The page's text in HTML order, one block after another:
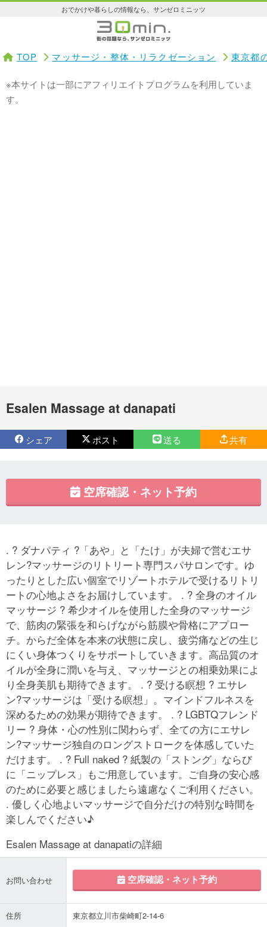
おでかけや暮らしの情報なら、サンゼロミニッツ
TOP マッサージ・整体・リラクゼーション 東京都
※本サイトは一部にアフィリエイトプログラムを利用していま
す。
Esalen Massage at danapati
シェア ポスト 送る 共有
空席確認・ネット予約
. ? ダナパティ ?「あや」と「たけ」が夫婦で営むエサ
レン?マッサージのリトリート専門スパサロンです。ゆ
ったりとした広い個室でリゾートホテルで受けるリトリ
ートの心地よさをお届けしています。 . ? 全身のオイル
マッサージ ? 希少オイルを使用した全身のマッサージ
で、筋肉の緊張を和らげながら筋膜や骨格にアプロー
チ。からだ全体を本来の状態に戻し、疲労痛などの生じ
にくい身体つくりをサポートしていきます。高品質のオ
イルが全身に潤いを与え、マッサージとの相乗効果によ
り全身美肌も期待できます。 . ? 受ける瞑想 ? エサレ
ン?マッサージは「受ける瞑想」。マインドフルネスを
深めるための効果が期待できます。 . ? LGBTQフレンド
リー ? 身体・心の性別に関わらず、全ての方にエサレ
ン?マッサージ独自のロングストロークを体感していた
だけます。 . ? Full naked ? 紙製の「ストング」ならび
に「ニップレス」もご用意しています。ご自身の安心感
のために必要と感じましたら遠慮なくご利用ください。
. 優しく心地よいマッサージで自分だけの特別な時間を
楽しんでください♪
Esalen Massage at danapatiの詳細
お問い合わせ 空席確認・ネット予約
住所 東京都立川市柴崎町2-14-6